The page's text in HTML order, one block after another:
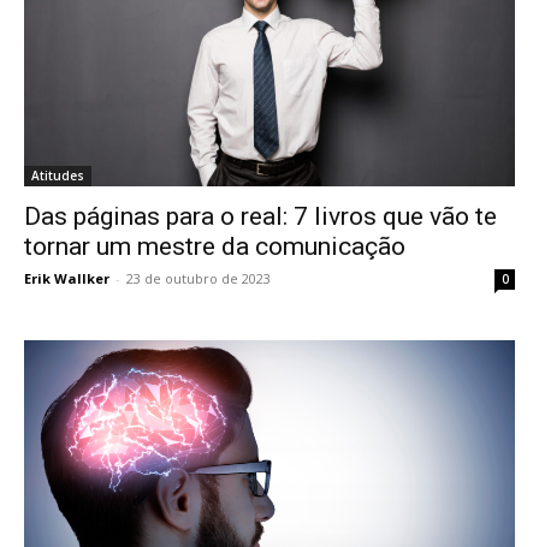
Atitudes
Das páginas para o real: 7 livros que vão te
tornar um mestre da comunicação
Erik Wallker - 23 de outubro de 2023 0